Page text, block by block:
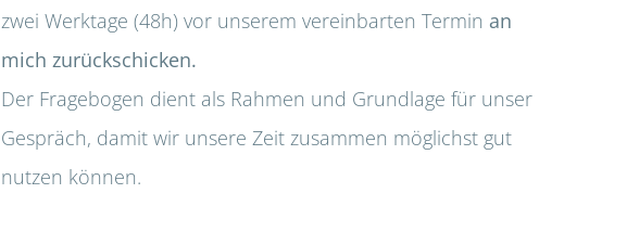
zwei Werktage (48h) vor unserem vereinbarten Termin an
mich zurückschicken.
Der Fragebogen dient als Rahmen und Grundlage für unser
Gespräch, damit wir unsere Zeit zusammen möglichst gut
nutzen können.